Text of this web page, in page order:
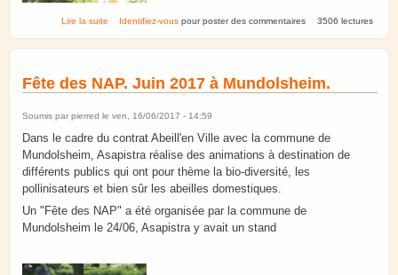
Lire la suite de Animation 7-11 ans. Printemps 2017. Pollinisateurs et bio-
Identifiez-vous pour poster des commentaires 3506 lectures
Fête des NAP. Juin 2017 à Mundolsheim.
Soumis par pierred le ven, 16/06/2017 - 14:59
Dans le cadre du contrat Abeill'en Ville avec la commune de
Mundolsheim, Asapistra réalise des animations à destination de
différents publics qui ont pour thème la bio-diversité, les
pollinisateurs et bien sûr les abeilles domestiques.
Un "Fête des NAP" a été organisée par la commune de
Mundolsheim le 24/06, Asapistra y avait un stand